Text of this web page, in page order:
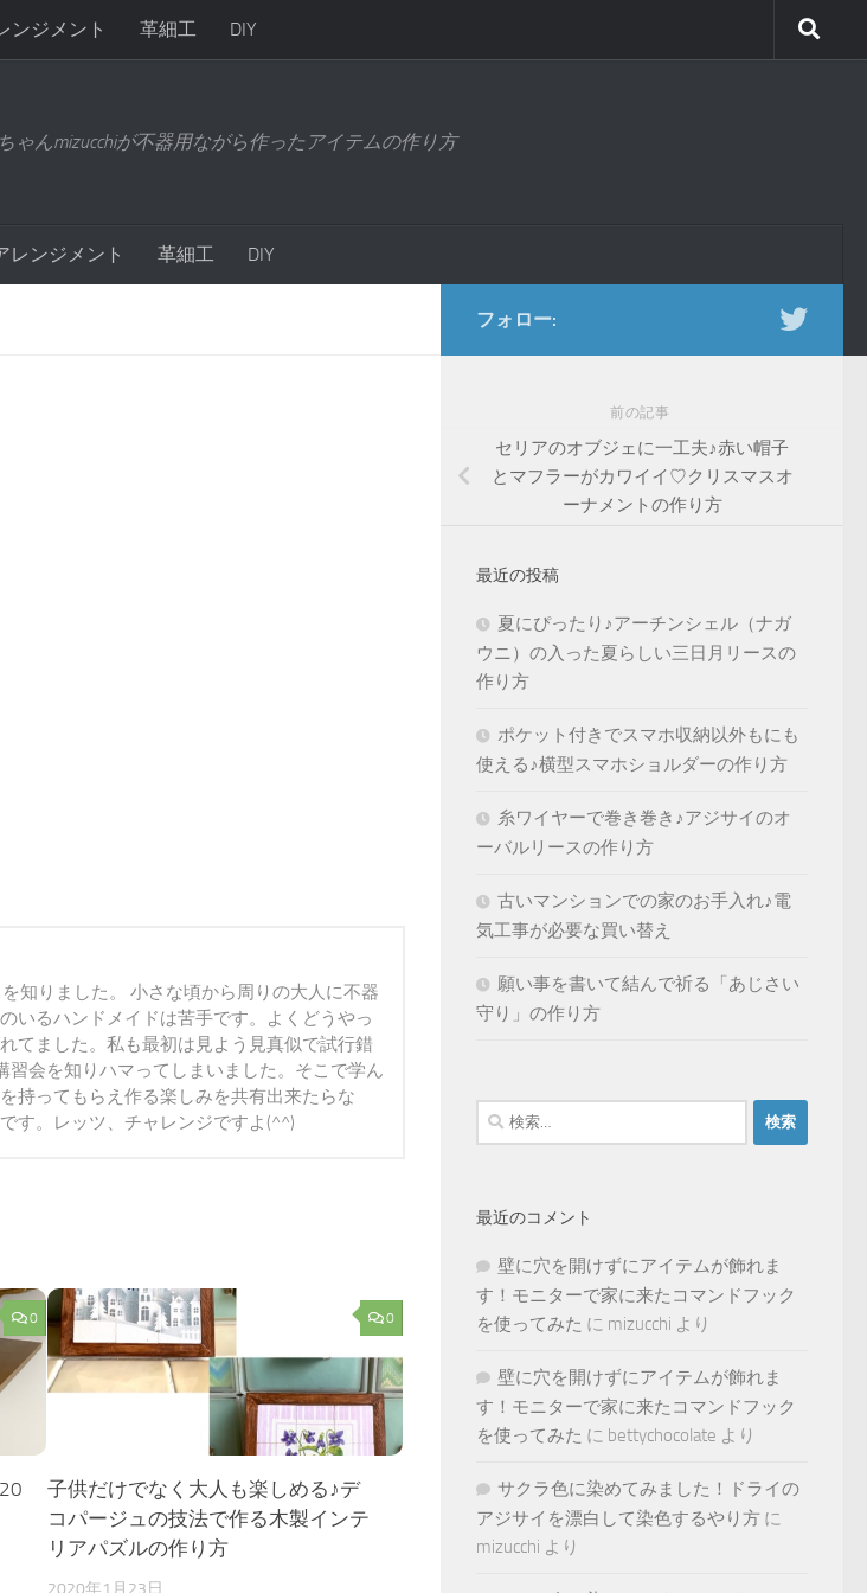
ンジメント 革細工 DIY
ゃんmizucchiが不器用ながら作ったアイテムの作り方
レンジメント 革細工 DIY
知りました。 小さな頃から周りの大人に不器
いるハンドメイドは苦手です。よくどうやっ
てました。私も最初は見よう見真似で試行錯
会を知りハマってしまいました。そこで学ん
持ってもらえ作る楽しみを共有出来たらな
す。レッツ、チャレンジですよ(^^)
0 0
子供だけでなく大人も楽しめる♪デ
コパージュの技法で作る木製インテ
リアパズルの作り方
フォロー:
前の記事
セリアのオブジェに一工夫♪赤い帽子
とマフラーがカワイイ♡クリスマスオ
ーナメントの作り方
最近の投稿
夏にぴったり♪アーチンシェル（ナガ
ウニ）の入った夏らしい三日月リースの
作り方
ポケット付きでスマホ収納以外もにも
使える♪横型スマホショルダーの作り方
糸ワイヤーで巻き巻き♪アジサイのオ
ーバルリースの作り方
古いマンションでの家のお手入れ♪電
気工事が必要な買い替え
願い事を書いて結んで祈る「あじさい
守り」の作り方
検
索:
最近のコメント
壁に穴を開けずにアイテムが飾れま
す！モニターで家に来たコマンドフック
を使ってみた に mizucchi より
壁に穴を開けずにアイテムが飾れま
す！モニターで家に来たコマンドフック
を使ってみた に bettychocolate より
サクラ色に染めてみました！ドライの
アジサイを漂白して染色するやり方 に
mizucchi より